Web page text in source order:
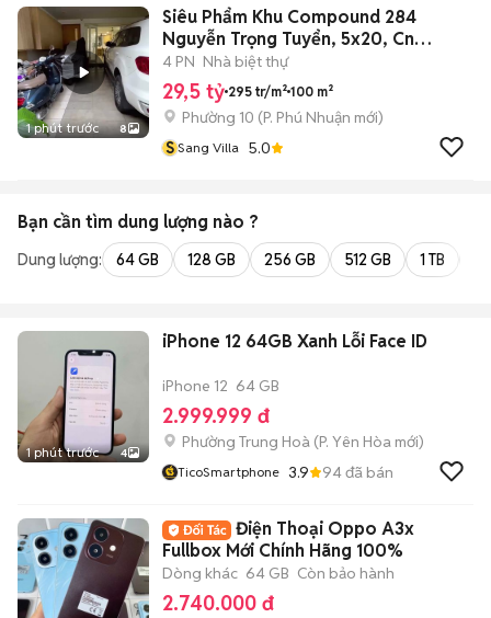
1 phút trước 8
Siêu Phẩm Khu Compound 284
Nguyễn Trọng Tuyển, 5x20, Cn
100m2, 3 Lầu
4 PN Nhà biệt thự
29,5 tỷ 295 tr/m² 100 m²
Phường 10 (P. Phú Nhuận mới)
S Sang Villa 5.0
Bạn cần tìm dung lượng nào ?
Dung lượng: 64 GB 128 GB 256 GB 512 GB 1 TB
1 phút trước 4
iPhone 12 64GB Xanh Lỗi Face ID
iPhone 12 64 GB
2.999.999 đ
Phường Trung Hoà (P. Yên Hòa mới)
TicoSmartphone 3.9 94đã bán
Điện Thoại Oppo A3x
Fullbox Mới Chính Hãng 100%
Dòng khác 64 GB Còn bảo hành
2.740.000 đ